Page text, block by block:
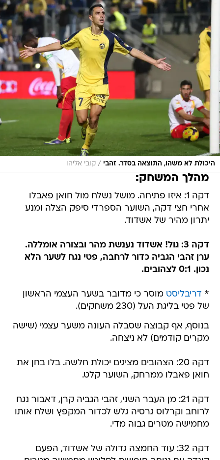
היכולת לא משהו, התוצאה בסדר. זהבי / קובי אליהו
מהלך המשחק:
דקה 1: איזו פתיחה. מושל נשלח מול חואן פאבלו
אחרי חצי דקה, השוער הספרדי סיפק הצלה ומנע
יתרון מהיר של אשדוד.
דקה 3: גול! אשדוד נענשת מהר ובצורה אומללה.
ערן זהבי הגביה כדור לרחבה, פטי נגח לשער הלא
נכון. 0:1 לצהובים.
* דריבליסט מוסר כי מדובר בשער העצמי הראשון
של פטי בליגת העל (230 משחקים).
בנוסף, אף קבוצה שסבלה העונה משער עצמי (שישה
מקרים קודמים) לא ניצחה.
דקה 20: הצהובים מציגים יכולת חלשה. בלו בחן את
חואן פאבלו ממרחק, השוער קלט.
דקה 21: מן העבר השני, זהבי הגביה קרן, דאבור נגח
לרוחב וקרלוס גרסיה גלש לכדור המקפץ ושלח אותו
מחמישה מטרים גבוה מדי.
דקה 32: עוד החמצה גדולה של אשדוד, הפעם